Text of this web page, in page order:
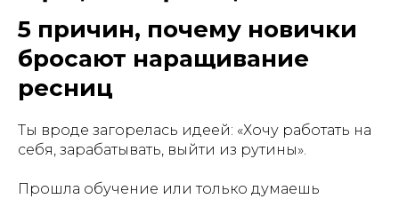
5 причин, почему новички
бросают наращивание
ресниц
Ты вроде загорелась идеей: «Хочу работать на
себя, зарабатывать, выйти из рутины».
Прошла обучение или только думаешь